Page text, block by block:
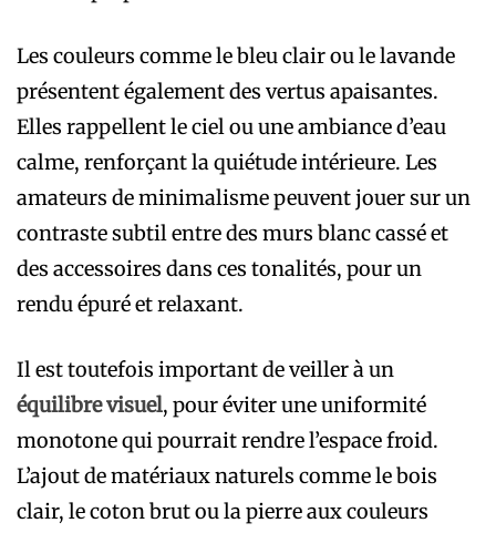
Les couleurs comme le bleu clair ou le lavande
présentent également des vertus apaisantes.
Elles rappellent le ciel ou une ambiance d’eau
calme, renforçant la quiétude intérieure. Les
amateurs de minimalisme peuvent jouer sur un
contraste subtil entre des murs blanc cassé et
des accessoires dans ces tonalités, pour un
rendu épuré et relaxant.
Il est toutefois important de veiller à un
équilibre visuel, pour éviter une uniformité
monotone qui pourrait rendre l’espace froid.
L’ajout de matériaux naturels comme le bois
clair, le coton brut ou la pierre aux couleurs